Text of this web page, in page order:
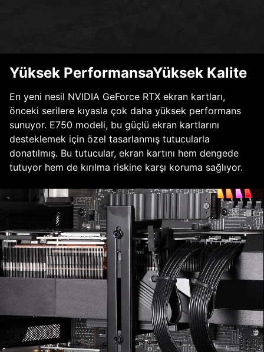
Yüksek PerformansaYüksek Kalite
En yeni nesil NVIDIA GeForce RTX ekran kartları,
önceki serilere kıyasla çok daha yüksek performans
sunuyor. E750 modeli, bu güçlü ekran kartlarını
desteklemek için özel tasarlanmış tutucularla
donatılmış. Bu tutucular, ekran kartını hem dengede
tutuyor hem de kırılma riskine karşı koruma sağlıyor.